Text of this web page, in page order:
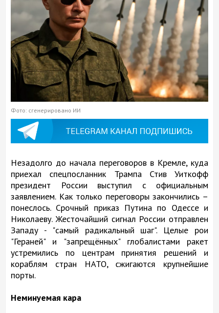
Фото: сгенерировано ИИ
Незадолго до начала переговоров в Кремле, куда
приехал спецпосланник Трампа Стив Уиткофф
президент России выступил с официальным
заявлением. Как только переговоры закончились –
понеслось. Срочный приказ Путина по Одессе и
Николаеву. Жесточайший сигнал России отправлен
Западу - "самый радикальный шаг". Целые рои
"Гераней" и "запрещённых" глобалистами ракет
устремились по центрам принятия решений и
кораблям стран НАТО, сжигаются крупнейшие
порты.
Неминуемая кара